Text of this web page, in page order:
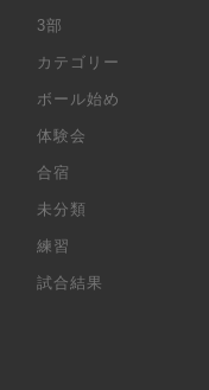
3部
カテゴリー
ボール始め
体験会
合宿
未分類
練習
試合結果